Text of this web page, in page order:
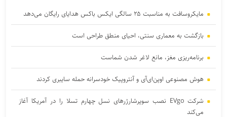
مایکروسافت به مناسبت ۲۵ سالگی ایکس باکس هدایای رایگان می‌دهد
بازگشت به معماری سنتی، احیای منطق طراحی است
برنامه‌ریزی مغز، مانع لاغر شدن‌ شماست
هوش مصنوعی اوپن‌ای‌آی و آنتروپیک خودسرانه حمله سایبری کردند
شرکت EVgo نصب سوپرشارژرهای نسل چهارم تسلا را در آمریکا آغاز
می‌کند